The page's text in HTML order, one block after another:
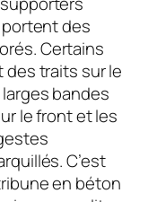
des
Certains
traits sur le
bandes
le front et les
C’est
en béton